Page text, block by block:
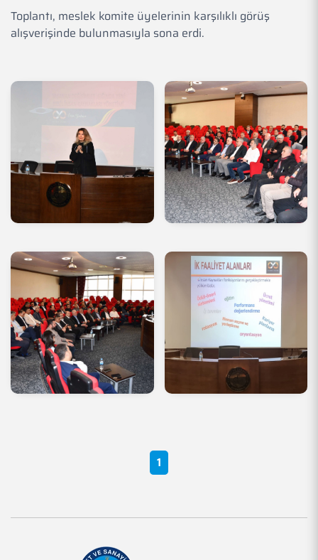
Toplantı, meslek komite üyelerinin karşılıklı görüş
alışverişinde bulunmasıyla sona erdi.
1